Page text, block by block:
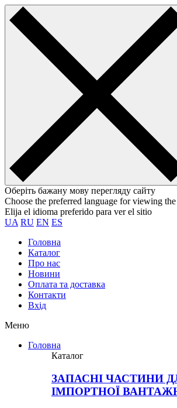
Оберіть бажану мову перегляду сайту
Choose the preferred language for viewing
Elija el idioma preferido para ver el sitio
UA RU EN ES
Головна
Каталог
Про нас
Новини
Оплата та доставка
Контакти
Вхiд
Меню
Головна
Каталог
ЗАПАСНІ ЧАСТИНИ
ІМПОРТНОЇ